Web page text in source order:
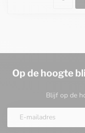
Op de hoogte
Blijf op de